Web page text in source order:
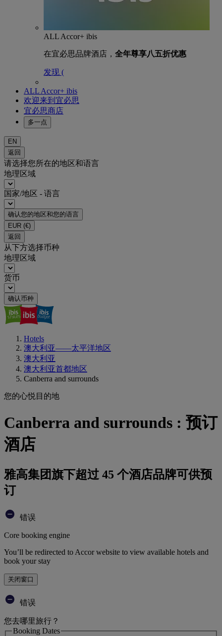
ALL Accor+ ibis
在宜必思品牌酒店， 全年尊享八五折优惠
发现 (
ALL Accor+ ibis
欢迎来到宜必思
宜必思商店
多一点
EN
返回
请选择您所在的地区和语言
地理区域
国家/地区 - 语言
确认您的地区和您的语言
EUR (€)
返回
从下方选择币种
地理区域
货币
确认币种
Hotels
澳大利亚——太平洋地区
澳大利亚
澳大利亚首都地区
Canberra and surrounds
您的心悦目的地
Canberra and surrounds : 预订
酒店
雅高集团旗下超过 45 个酒店品牌可供预
订
错误
Core booking engine
You’ll be redirected to Accor website to view available hotels and
book your stay
关闭窗口
错误
您去哪里旅行？
Booking Dates